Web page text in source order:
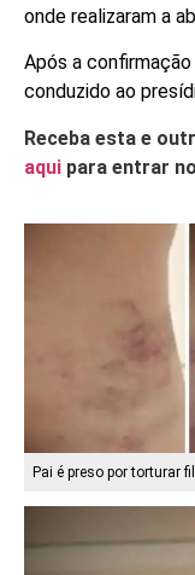
onde realizaram a
Após a
conduzido ao
Receba esta e
aqui para entrar
Pai é preso por torturar